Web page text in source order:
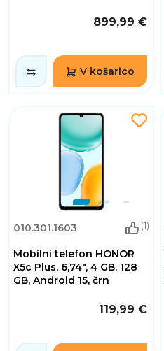
899,99 €
V košarico
010.301.1603 (1)
Mobilni telefon HONOR
X5c Plus, 6,74", 4 GB, 128
GB, Android 15, črn
119,99 €